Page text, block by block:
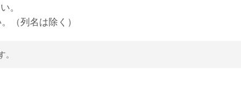
。
（列名は除く）